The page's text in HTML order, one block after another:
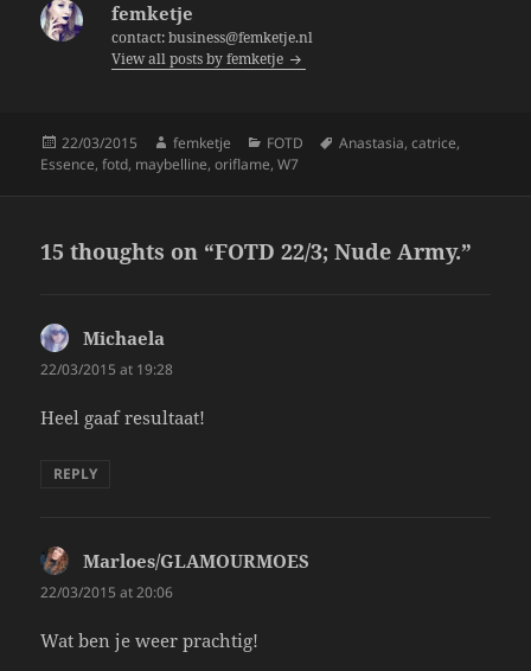
femketje
contact: business@femketje.nl
View all posts by femketje
Posted
on
22/03/2015 Author
femketje Categories
FOTD Tags
Anastasia,catrice,
Essence,fotd, maybelline,oriflame,W7
15 thoughts on “FOTD 22/3; Nude Army.”
Michaela
22/03/2015 at 19:28
Heel gaaf resultaat!
REPLY
Marloes/GLAMOURMOES
22/03/2015 at 20:06
Wat ben je weer prachtig!